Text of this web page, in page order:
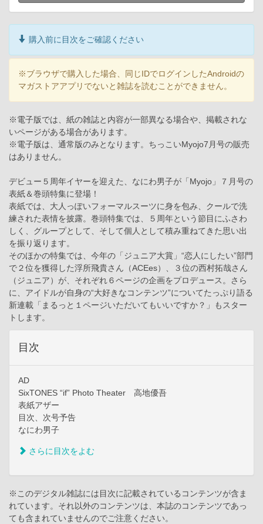
購入前に目次をご確認ください
※ブラウザで購入した場合、同じIDでログインしたAndroidの
マガストアアプリでないと雑誌を読むことができません。
※電子版では、紙の雑誌と内容が一部異なる場合や、掲載されな
いページがある場合があります。
※電子版は、通常版のみとなります。ちっこいMyojo7月号の販売
はありません。
デビュー５周年イヤーを迎えた、なにわ男子が「Myojo」７月号の
表紙＆巻頭特集に登場！
表紙では、大人っぽいフォーマルスーツに身を包み、クールで洗
練された表情を披露。巻頭特集では、５周年という節目にふさわ
しく、グループとして、そして個人として積み重ねてきた思い出
を振り返ります。
そのほかの特集では、今年の「ジュニア大賞」“恋人にしたい”部門
で２位を獲得した浮所飛貴さん（ACEes）、３位の西村拓哉さん
（ジュニア）が、それぞれ６ページの企画をプロデュース。さら
に、アイドルが自身の“大好きなコンテンツ”についてたっぷり語る
新連載「まるっと１ページいただいてもいいですか？」もスター
トします。
目次
AD
SixTONES “if” Photo Theater 高地優吾
表紙アザー
目次、次号予告
なにわ男子
さらに目次をよむ
※このデジタル雑誌には目次に記載されているコンテンツが含ま
れています。それ以外のコンテンツは、本誌のコンテンツであっ
ても含まれていませんのでご注意ください。